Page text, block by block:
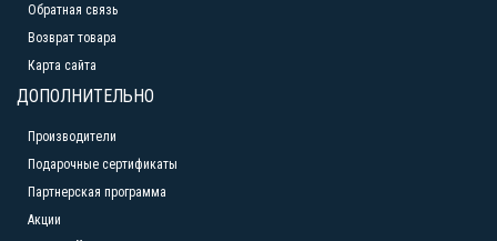
Обратная связь
Возврат товара
Карта сайта
ДОПОЛНИТЕЛЬНО
Производители
Подарочные сертификаты
Партнерская программа
Акции